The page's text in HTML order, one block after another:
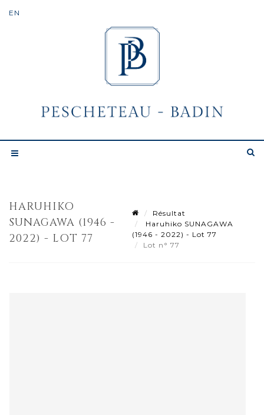
HARUHIKO
SUNAGAWA (1946 -
2022) - LOT 77
Résultat
Haruhiko SUNAGAWA
(1946 - 2022) - Lot 77
Lot n° 77